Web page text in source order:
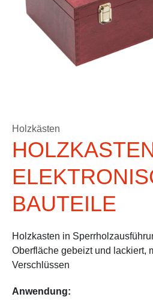
Holzkästen
BAUTEILE
Holzkasten in
Oberfläche gebeizt und lackiert,
Verschlüssen
Anwendung: